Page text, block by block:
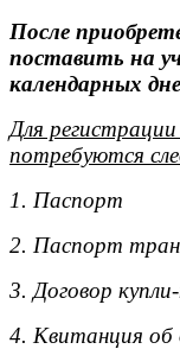
После
поставить на
календарных
Для
потребуются
1. Паспорт
2. Паспорт
3. Договор
4. Квитанция об